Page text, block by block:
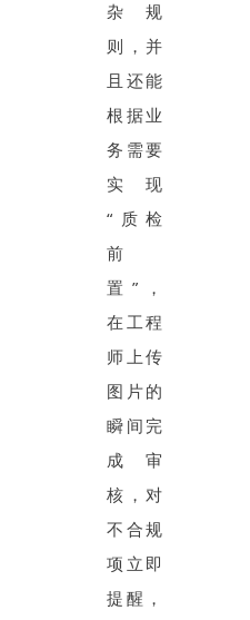
杂规
则，并
且还能
根据业
务需要
实现
“质检
前
置”，
在工程
师上传
图片的
瞬间完
成审
核，对
不合规
项立即
提醒，